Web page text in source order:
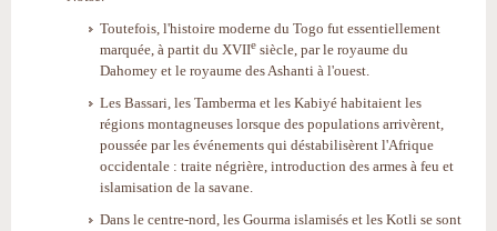
Toutefois, l'histoire moderne du Togo fut essentiellement
marquée, à partit du XVIIe siècle, par le royaume du
Dahomey et le royaume des Ashanti à l'ouest.
Les Bassari, les Tamberma et les Kabiyé habitaient les
régions montagneuses lorsque des populations arrivèrent,
poussée par les événements qui déstabilisèrent l'Afrique
occidentale : traite négrière, introduction des armes à feu et
islamisation de la savane.
Dans le centre-nord, les Gourma islamisés et les Kotli se sont